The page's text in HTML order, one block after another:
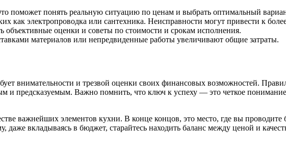
поможет понять реальную ситуацию по ценам и выбрать оптимальный
как электропроводка или сантехника. Неисправности могут привести к
объективные оценки и советы по стоимости и срокам исполнения.
материалов или непредвиденные работы увеличивают общие затраты.
внимательности и трезвой оценки своих финансовых возможностей.
и предсказуемым. Важно помнить, что ключ к успеху — это четкое
важнейших элементов кухни. В конце концов, это место, где вы
вкладываясь в бюджет, старайтесь находить баланс между ценой и